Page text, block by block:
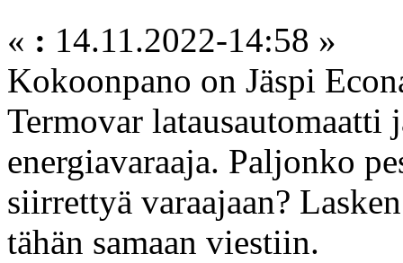
« : 14.11.2022-14:58 »
Kokoonpano on Jäspi
Termovar latausautomaatti
energiavaraaja. Paljonko
siirrettyä varaajaan?
tähän samaan viestiin.